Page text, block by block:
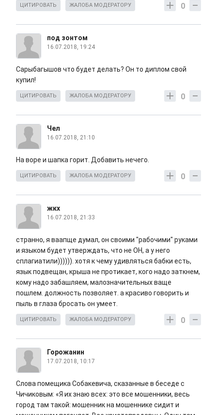
0
ЦИТИРОВАТЬ ЖАЛОБА МОДЕРАТОРУ
под зонтом
16.07.2018, 19:24
Сарыбагышов что будет делать? Он то диплом свой
купил!
0
ЦИТИРОВАТЬ ЖАЛОБА МОДЕРАТОРУ
Чел
16.07.2018, 21:10
На воре и шапка горит. Добавить нечего.
0
ЦИТИРОВАТЬ ЖАЛОБА МОДЕРАТОРУ
жкх
16.07.2018, 21:33
странно, я ваапще думал, он своими "рабочими" руками
и языком будет утверждать, что не ОН, а у него
сплагиатили)))))). хотя к чему удивляться бабки есть,
язык подвещан, крыша не протикает, кого надо заткнем,
кому надо забашляем, малозначительных ваще
пошлем. должность позволяет. а красиво говорить и
пыль в глаза бросать он умеет.
0
ЦИТИРОВАТЬ ЖАЛОБА МОДЕРАТОРУ
Горожанин
17.07.2018, 10:17
Слова помещика Собакевича, сказанные в беседе с
Чичиковым: «Я их знаю всех: это все мошенники, весь
город там такой: мошенник на мошеннике сидит и